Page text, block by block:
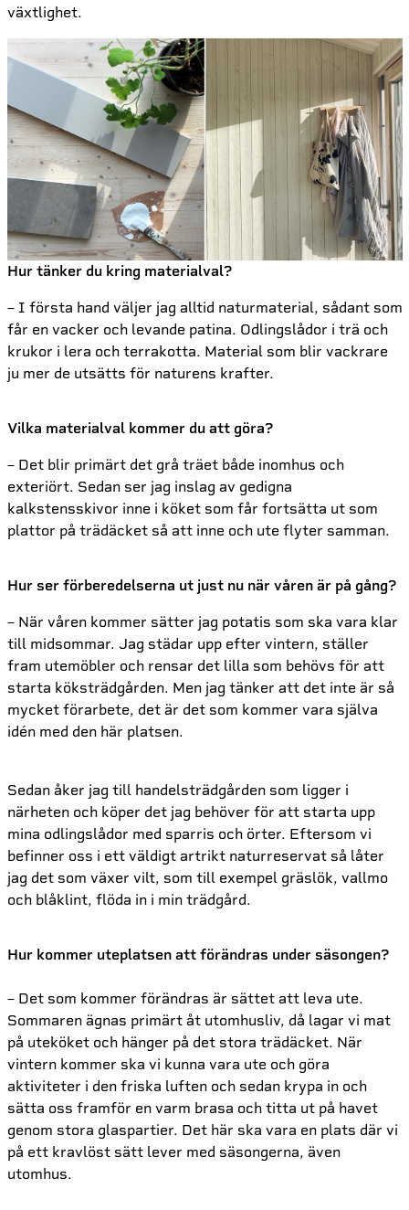
växtlighet.
Hur tänker du kring materialval?
– I första hand väljer jag alltid naturmaterial, sådant som
får en vacker och levande patina. Odlingslådor i trä och
krukor i lera och terrakotta. Material som blir vackrare
ju mer de utsätts för naturens krafter.
Vilka materialval kommer du att göra?
– Det blir primärt det grå träet både inomhus och
exteriört. Sedan ser jag inslag av gedigna
kalkstensskivor inne i köket som får fortsätta ut som
plattor på trädäcket så att inne och ute flyter samman.
Hur ser förberedelserna ut just nu när våren är på gång?
– När våren kommer sätter jag potatis som ska vara klar
till midsommar. Jag städar upp efter vintern, ställer
fram utemöbler och rensar det lilla som behövs för att
starta köksträdgården. Men jag tänker att det inte är så
mycket förarbete, det är det som kommer vara själva
idén med den här platsen.
Sedan åker jag till handelsträdgården som ligger i
närheten och köper det jag behöver för att starta upp
mina odlingslådor med sparris och örter. Eftersom vi
befinner oss i ett väldigt artrikt naturreservat så låter
jag det som växer vilt, som till exempel gräslök, vallmo
och blåklint, flöda in i min trädgård.
Hur kommer uteplatsen att förändras under säsongen?
– Det som kommer förändras är sättet att leva ute.
Sommaren ägnas primärt åt utomhusliv, då lagar vi mat
på uteköket och hänger på det stora trädäcket. När
vintern kommer ska vi kunna vara ute och göra
aktiviteter i den friska luften och sedan krypa in och
sätta oss framför en varm brasa och titta ut på havet
genom stora glaspartier. Det här ska vara en plats där vi
på ett kravlöst sätt lever med säsongerna, även
utomhus.